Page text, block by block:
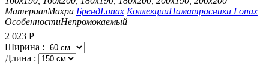
МатериалМахра БрендLonax КоллекцииНаматрасники Lonax
ОсобенностиНепромокаемый
2 023 Р
Ширина :
Длина :